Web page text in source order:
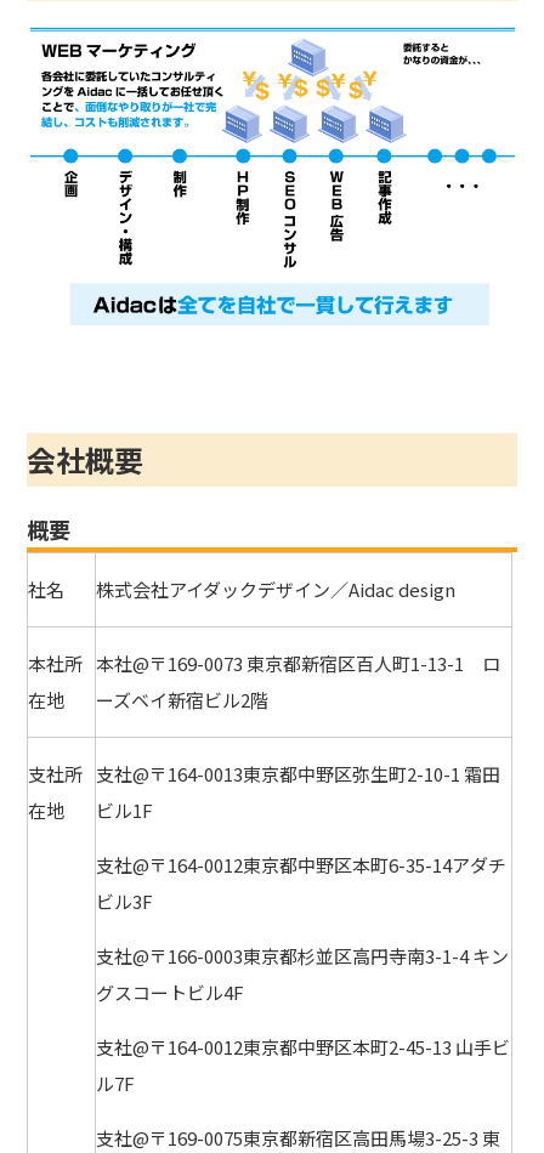
会社概要
概要
社名 株式会社アイダックデザイン／Aidac design
本社所
在地
本社@〒169-0073 東京都新宿区百人町1-13-1 ロ
ーズベイ新宿ビル2階
支社所
在地
支社@〒164-0013東京都中野区弥生町2-10-1 霜田
ビル1F
支社@〒164-0012東京都中野区本町6-35-14アダチ
ビル3F
支社@〒166-0003東京都杉並区高円寺南3-1-4 キン
グスコートビル4F
支社@〒164-0012東京都中野区本町2-45-13 山手ビ
ル7F
支社@〒169-0075東京都新宿区高田馬場3-25-3 東